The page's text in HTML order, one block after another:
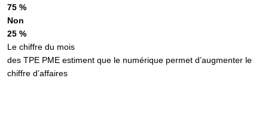
75 %
Non
25 %
Le chiffre du mois
des TPE PME estiment que le numérique permet d’augmenter le
chiffre d’affaires